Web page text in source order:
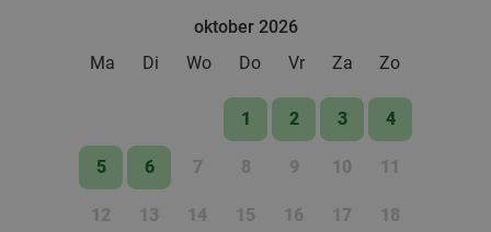
oktober 2026
Ma
Di Wo Do Vr Za Zo
1 2 3 4
5 6 7 8 9 10 11
12 13 14 15 16 17 18